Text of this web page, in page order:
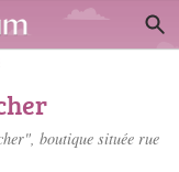
boutique située rue